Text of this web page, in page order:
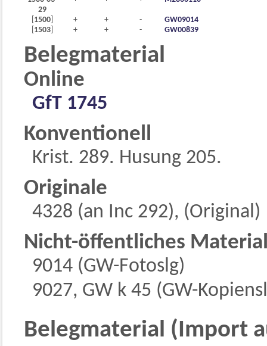
29
1500 + + -
GW09014
1503 + + - GW00839
Belegmaterial
Online
GfT 1745
Konventionell
Krist. 289. Husung 205.
Originale
4328 (an Inc 292), (Original)
Nicht-öffentliches
9014 (GW-Fotoslg)
9027, GW k 45 (GW-
Belegmaterial (Import